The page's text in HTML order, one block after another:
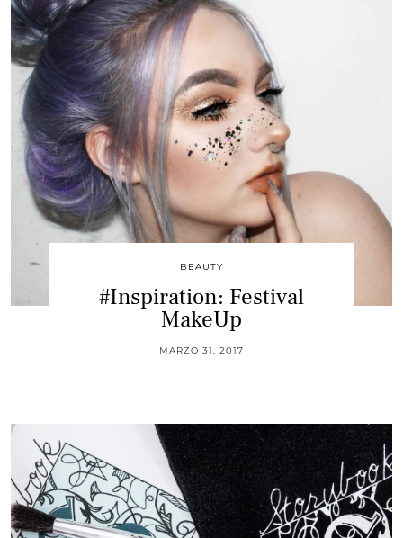
BEAUTY
#Inspiration: Festival
MakeUp
MARZO 31, 2017